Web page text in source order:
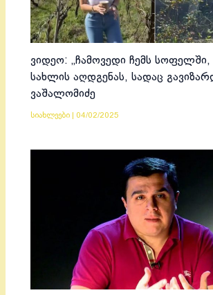
ვიდეო: „ჩამოვედი ჩემს სოფელში,
სახლის აღდგენას, სადაც
ვაშალომიძე
სიახლეები 04/02/2025